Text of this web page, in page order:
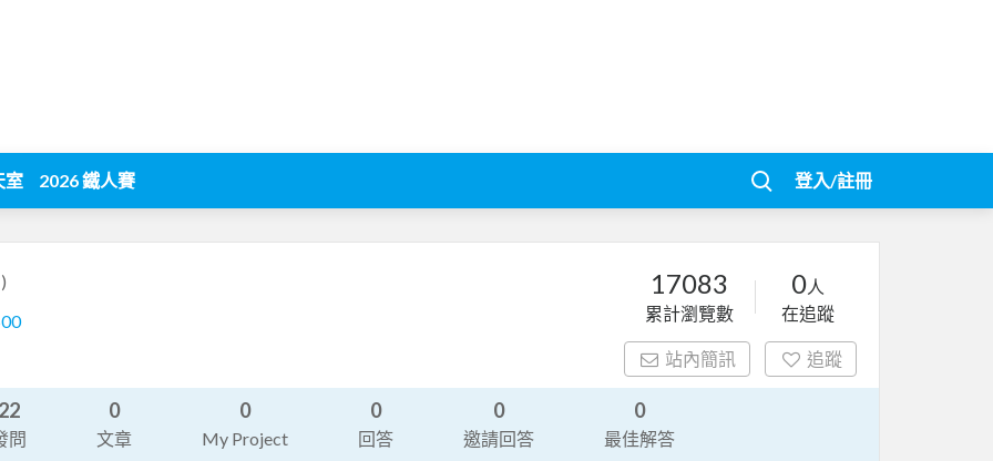
室 2026 鐵人賽 登入/註冊
17083
累計瀏覽數
0人
在追蹤
站內簡訊 追蹤
問
0
文章
0
My Project
0
回答
0
邀請回答
0
最佳解答